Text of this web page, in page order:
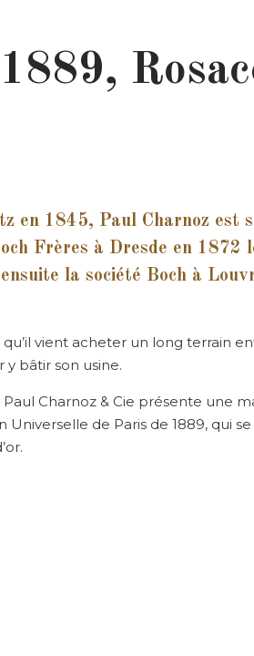
en 1845, Paul Charnoz est
Frères à Dresde en 1872
la société Boch à
qu’il vient acheter un long terrain
y bâtir son usine.
Paul Charnoz & Cie présente une
Universelle de Paris de 1889, qui